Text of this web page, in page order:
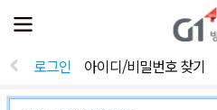
전
체
뉴
열
로그인 아이디/비밀번호 찾기